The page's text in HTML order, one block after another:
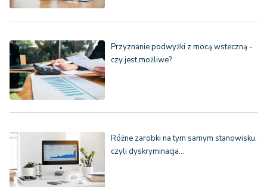
Przyznanie podwyżki z mocą wsteczną -
czy jest możliwe?
Różne zarobki na tym samym stanowisku,
czyli dyskryminacja…